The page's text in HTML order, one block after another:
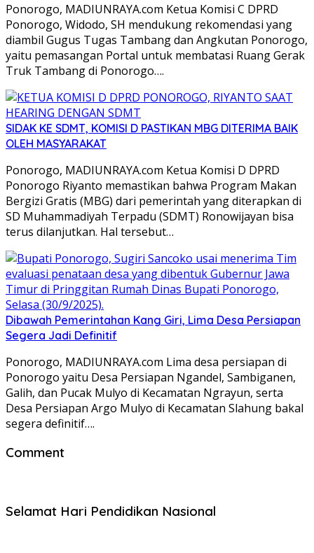
Ponorogo, MADIUNRAYA.com Ketua Komisi C DPRD
Ponorogo, Widodo, SH mendukung rekomendasi yang
diambil Gugus Tugas Tambang dan Angkutan Ponorogo,
yaitu pemasangan Portal untuk membatasi Ruang Gerak
Truk Tambang di Ponorogo….
SIDAK KE SDMT, KOMISI D PASTIKAN MBG DITERIMA BAIK
OLEH MASYARAKAT
Ponorogo, MADIUNRAYA.com Ketua Komisi D DPRD
Ponorogo Riyanto memastikan bahwa Program Makan
Bergizi Gratis (MBG) dari pemerintah yang diterapkan di
SD Muhammadiyah Terpadu (SDMT) Ronowijayan bisa
terus dilanjutkan. Hal tersebut…
Dibawah Pemerintahan Kang Giri, Lima Desa Persiapan
Segera Jadi Definitif
Ponorogo, MADIUNRAYA.com Lima desa persiapan di
Ponorogo yaitu Desa Persiapan Ngandel, Sambiganen,
Galih, dan Pucak Mulyo di Kecamatan Ngrayun, serta
Desa Persiapan Argo Mulyo di Kecamatan Slahung bakal
segera definitif….
Comment
Selamat Hari Pendidikan Nasional